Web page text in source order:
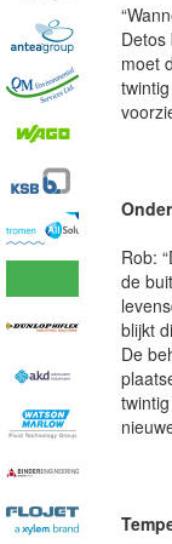
moet
Rob:
de
blijkt
De